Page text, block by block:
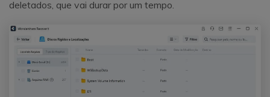
deletados, que vai durar por um tempo.